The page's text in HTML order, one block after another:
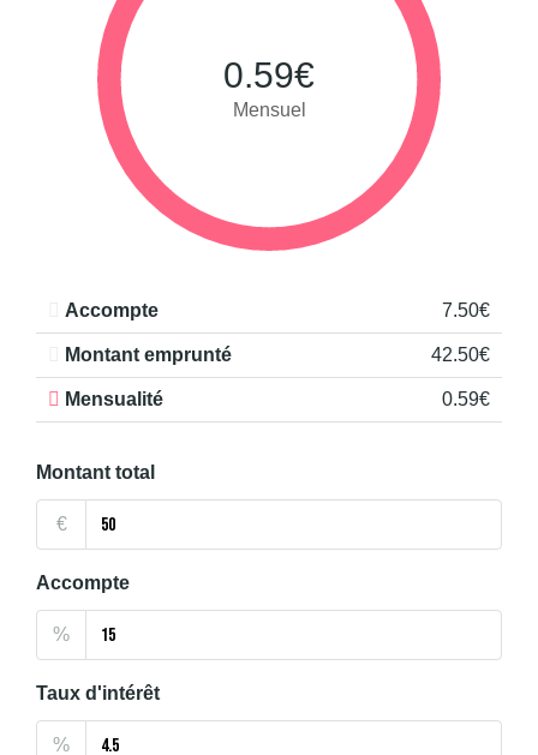
0.59€
Mensuel
Accompte 7.50€
Montant emprunté 42.50€
Mensualité 0.59€
Montant total
€
Accompte
%
Taux d'intérêt
%